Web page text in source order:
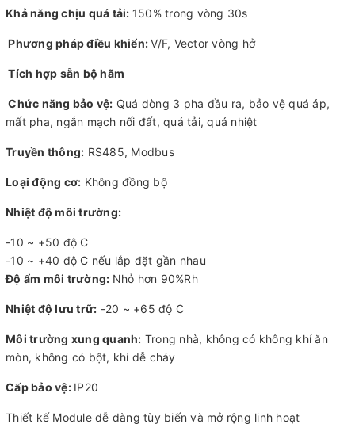
Khả năng chịu quá tải: 150% trong vòng 30s
Phương pháp điều khiển:V/F, Vector vòng hở
Tích hợp sẵn bộ hãm
Chức năng bảo vệ: Quá dòng 3 pha đầu ra, bảo vệ quá áp,
mất pha, ngắn mạch nối đất, quá tải, quá nhiệt
Truyền thông: RS485, Modbus
Loại động cơ: Không đồng bộ
Nhiệt độ môi trường:
-10 ~ +50 độ C
-10 ~ +40 độ C nếu lắp đặt gần nhau
Độ ẩm môi trường: Nhỏ hơn 90%Rh
Nhiệt độ lưu trữ: -20 ~ +65 độ C
Môi trường xung quanh: Trong nhà, không có không khí ăn
mòn, không có bột, khí dễ cháy
Cấp bảo vệ: IP20
Thiết kế Module dễ dàng tùy biến và mở rộng linh hoạt